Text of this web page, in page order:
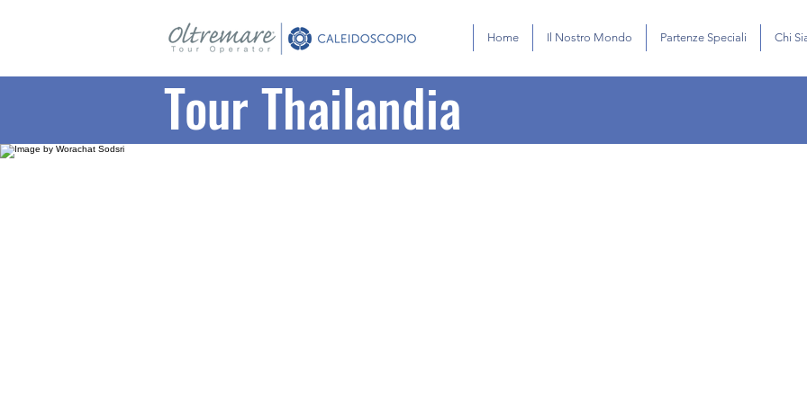
Home Il Nostro Mondo Partenze Speciali Chi
Tour Thailandia